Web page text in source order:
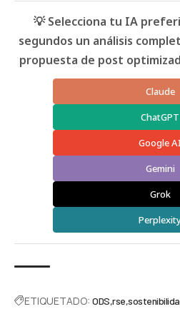
💡 Selecciona tu IA
segundos un análisis
propuesta de post
Claude
ChatGPT
Google
Gemini
Grok
ETIQUETADO: ODS rse